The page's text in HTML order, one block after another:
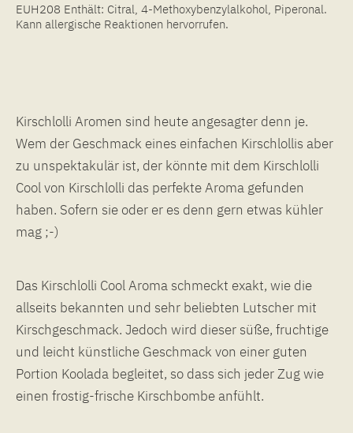
EUH208 Enthält: Citral, 4-Methoxybenzylalkohol, Piperonal.
Kann allergische Reaktionen hervorrufen.
Kirschlolli Aromen sind heute angesagter denn je.
Wem der Geschmack eines einfachen Kirschlollis aber
zu unspektakulär ist, der könnte mit dem Kirschlolli
Cool von Kirschlolli das perfekte Aroma gefunden
haben. Sofern sie oder er es denn gern etwas kühler
mag ;-)
Das Kirschlolli Cool Aroma schmeckt exakt, wie die
allseits bekannten und sehr beliebten Lutscher mit
Kirschgeschmack. Jedoch wird dieser süße, fruchtige
und leicht künstliche Geschmack von einer guten
Portion Koolada begleitet, so dass sich jeder Zug wie
einen frostig-frische Kirschbombe anfühlt.